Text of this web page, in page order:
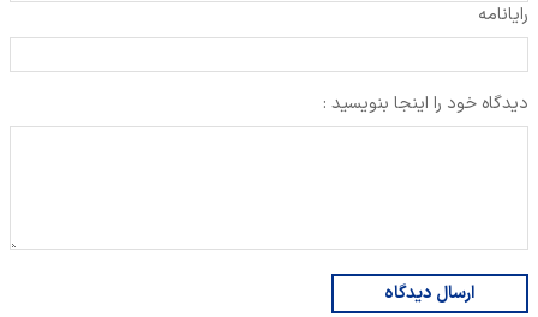
رایانامه
دیدگاه خود را اینجا بنویسید :
ارسال دیدگاه